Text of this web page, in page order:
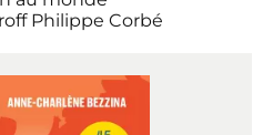
Philippe Corbé